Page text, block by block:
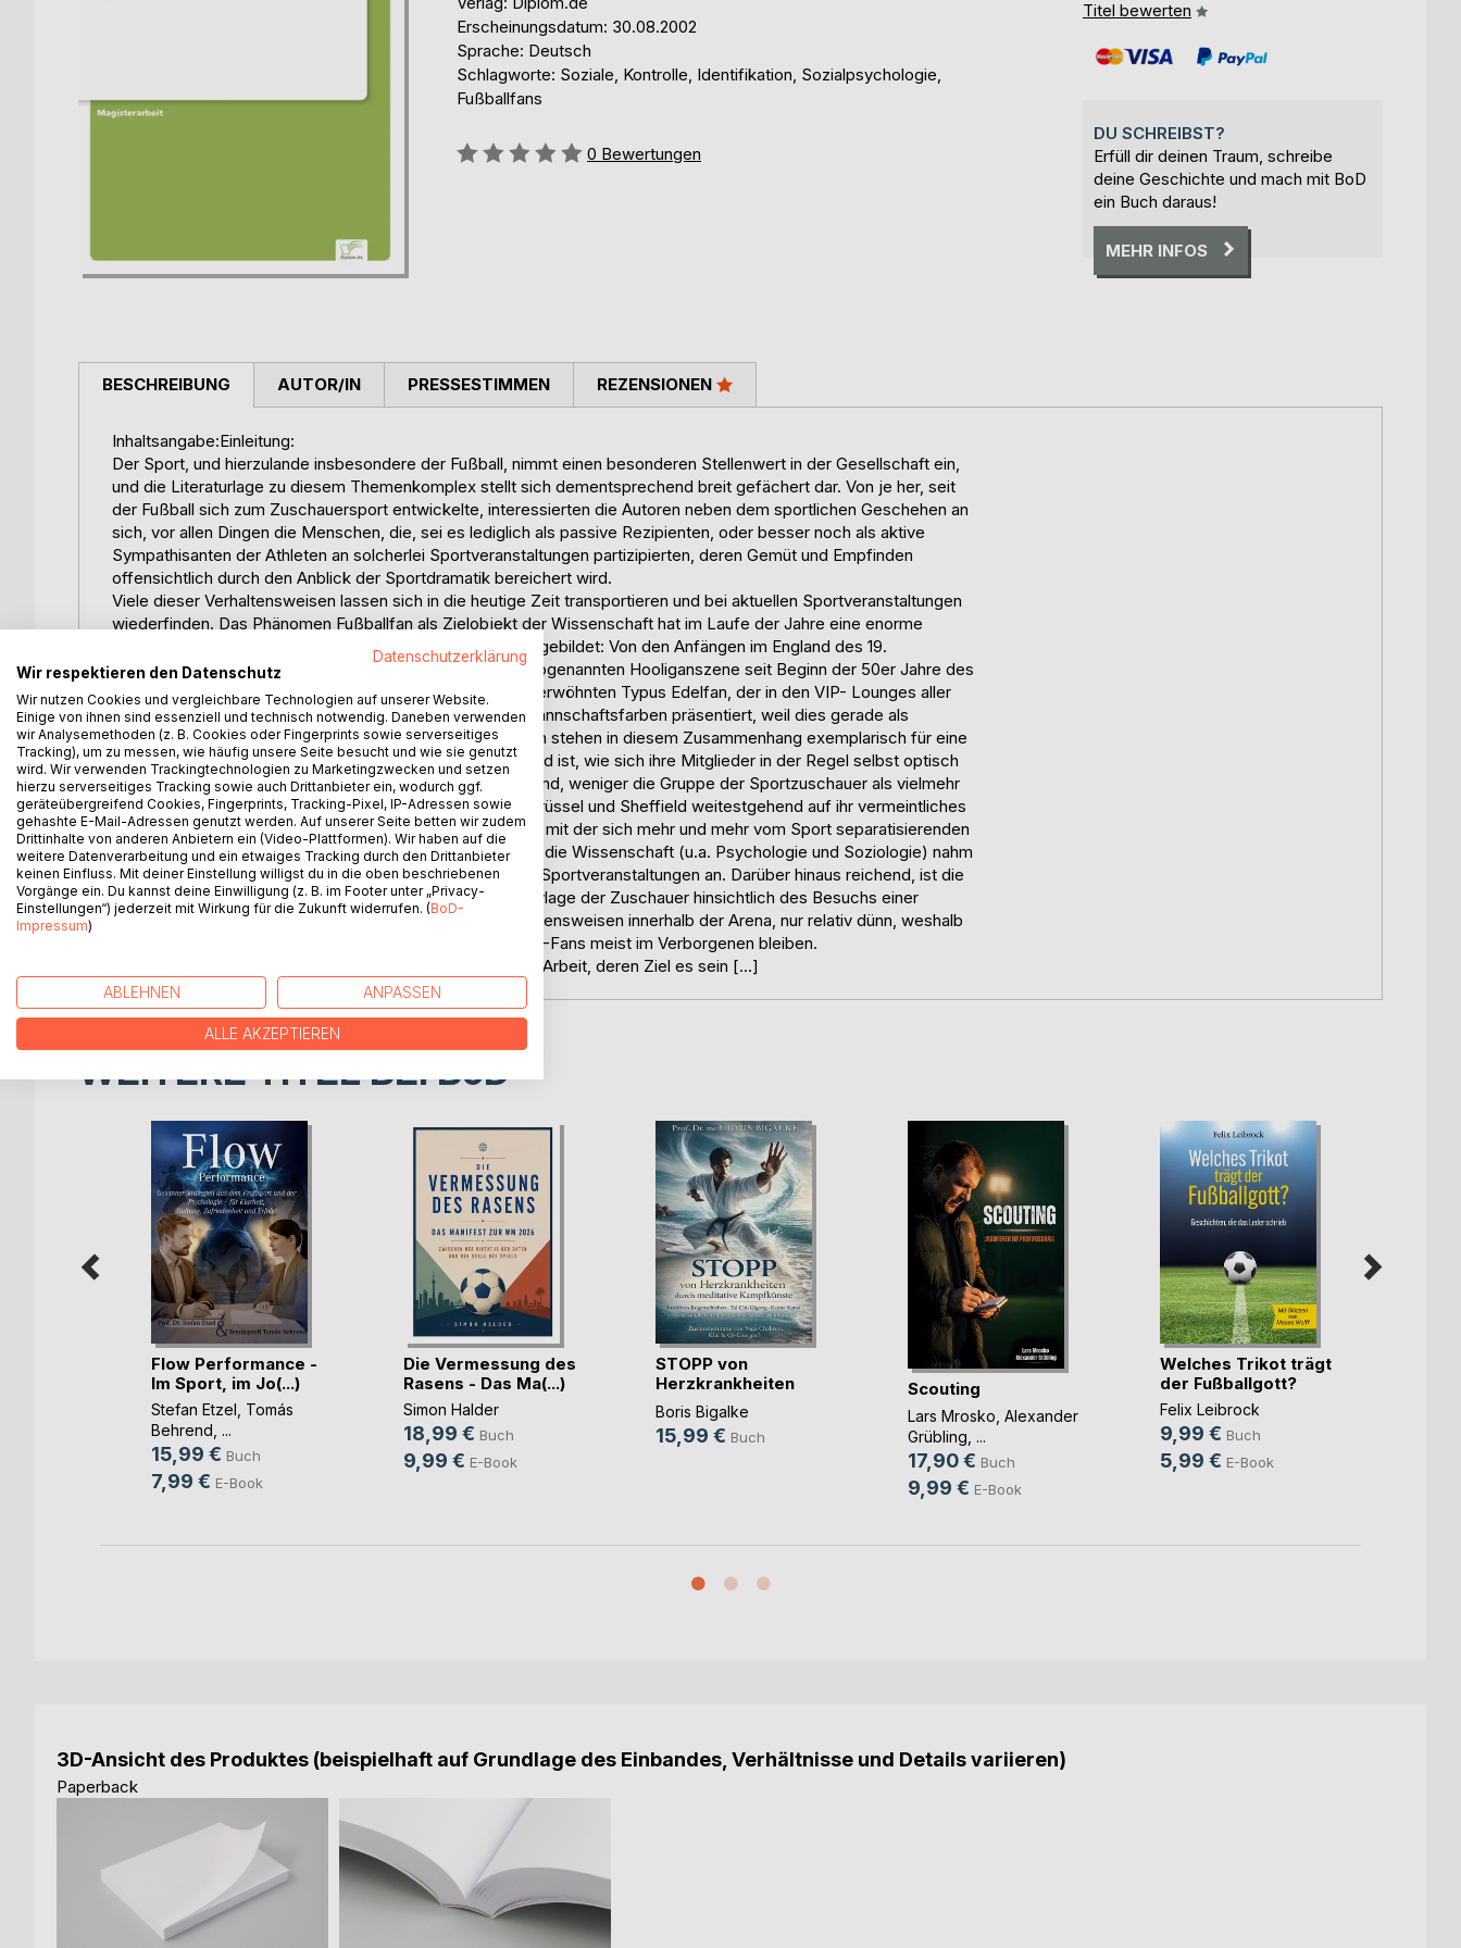
Erscheinungsdatum: 30.08.2002
Sprache: Deutsch
Schlagworte: Soziale, Kontrolle, Identifikation, Sozialpsychologie,
Fußballfans
Bewertung::
0 Bewertungen
Titel bewerten
DU SCHREIBST?
Erfüll dir deinen Traum, schreibe
deine Geschichte und mach mit BoD
ein Buch daraus!
MEHR INFOS
BESCHREIBUNG
Inhaltsangabe:Einleitung:
Der Sport, und hierzulande insbesondere der Fußball, nimmt einen besonderen Stellenwert in der Gesellschaft ein,
und die Literaturlage zu diesem Themenkomplex stellt sich dementsprechend breit gefächert dar. Von je her, seit
der Fußball sich zum Zuschauersport entwickelte, interessierten die Autoren neben dem sportlichen Geschehen an
sich, vor allen Dingen die Menschen, die, sei es lediglich als passive Rezipienten, oder besser noch als aktive
Sympathisanten der Athleten an solcherlei Sportveranstaltungen partizipierten, deren Gemüt und Empfinden
offensichtlich durch den Anblick der Sportdramatik bereichert wird.
Viele dieser Verhaltensweisen lassen sich in die heutige Zeit transportieren und bei aktuellen Sportveranstaltungen
wiederfinden. Das Phänomen Fußballfan als Zielobjekt der Wissenschaft hat im Laufe der Jahre eine enorme
Entwicklung durchlaufen und immer extreme Auswüchse gebildet: Von den Anfängen im England des 19.
Jahrhunderts, über die Etablierung der Gewalt und einer sogenannten Hooliganszene seit Beginn der 50er Jahre des
letzten Jahrhunderts, bis hin zu dem modernen, komfortverwöhnten Typus Edelfan, der in den VIP- Lounges aller
Fußballarenen dieser Welt zu hause ist, und sich in den Mannschaftsfarben präsentiert, weil dies gerade als
besonders schick gilt. Die genannten Erscheinungsformen stehen in diesem Zusammenhang exemplarisch für eine
Gruppe unserer Gesellschaft, die so vielfältig und schillernd ist, wie sich ihre Mitglieder in der Regel selbst optisch
präsentieren. In der Öffentlichkeit wurde jedoch zunehmend, weniger die Gruppe der Sportzuschauer als vielmehr
die der Fans, insbesondere nach den Katastrophen von Brüssel und Sheffield weitestgehend auf ihr vermeintliches
Gewaltpotential reduziert und demzufolge oftmals mit der mit der sich mehr und mehr vom Sport separatisierenden
Hooliganszene fälschlicherweise gleichgesetzt, und auch die Wissenschaft (u.a. Psychologie und Soziologie) nahm
sich insbesondere diesem negativen Begleitumstand der Sportveranstaltungen an. Darüber hinaus reichend, ist die
wissenschaftliche Literaturlage neben Beiträgen zur Motivlage der Zuschauer hinsichtlich des Besuchs einer
Sportveranstaltung sowie zu ihren offensichtlichen Verhaltensweisen innerhalb der Arena, nur relativ dünn, weshalb
tiefergehende Erkenntnisse über die Sportzuschauer und -Fans meist im Verborgenen bleiben.
Diese Tatsache bildet den Anstoßpunkt der vorliegenden Arbeit, deren Ziel es sein […]
AUTOR/IN PRESSESTIMMEN REZENSIONEN
WEITERE TITEL BEIBoD
Flow Performance -
Im Sport, im Jo(...)
Stefan Etzel Tomás
Behrend , ...
15,99 € Buch
7,99 € E-Book
Die Vermessung des
Rasens - Das Ma(...)
Simon Halder
18,99 € Buch
9,99 € E-Book
STOPP von
Herzkrankheiten
durch me(...)
Boris Bigalke
15,99 € Buch
Scouting
Lars Mrosko Alexander
Grübling , ...
17,90 € Buch
9,99 € E-Book
Welches Trikot trägt
der Fußballgott?
Felix Leibrock
9,99 € Buch
5,99 € E-Book
3D-Ansicht des Produktes (beispielhaft auf Grundlage des Einbandes, Verhältnisse und Details variieren)
Paperback
Datenschutzerklärung
Wir respektieren den Datenschutz
Wir nutzen Cookies und vergleichbare Technologien auf unserer Website.
Einige von ihnen sind essenziell und technisch notwendig. Daneben verwenden
wir Analysemethoden (z. B. Cookies oder Fingerprints sowie serverseitiges
Tracking), um zu messen, wie häufig unsere Seite besucht und wie sie genutzt
wird. Wir verwenden Trackingtechnologien zu Marketingzwecken und setzen
hierzu serverseitiges Tracking sowie auch Drittanbieter ein, wodurch ggf.
geräteübergreifend Cookies, Fingerprints, Tracking-Pixel, IP-Adressen sowie
gehashte E-Mail-Adressen genutzt werden. Auf unserer Seite betten wir zudem
Drittinhalte von anderen Anbietern ein (Video-Plattformen). Wir haben auf die
weitere Datenverarbeitung und ein etwaiges Tracking durch den Drittanbieter
keinen Einfluss. Mit deiner Einstellung willigst du in die oben beschriebenen
Vorgänge ein. Du kannst deine Einwilligung (z. B. im Footer unter „Privacy-
Einstellungen“) jederzeit mit Wirkung für die Zukunft widerrufen. (BoD-
Impressum)
ABLEHNEN ANPASSEN
ALLE AKZEPTIEREN